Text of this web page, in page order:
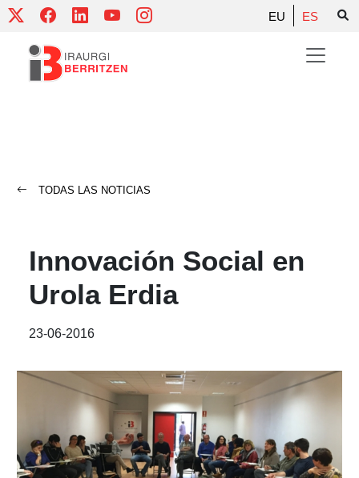
Skip
content
EU ES
TODAS LAS NOTICIAS
Innovación Social en
Urola Erdia
23-06-2016